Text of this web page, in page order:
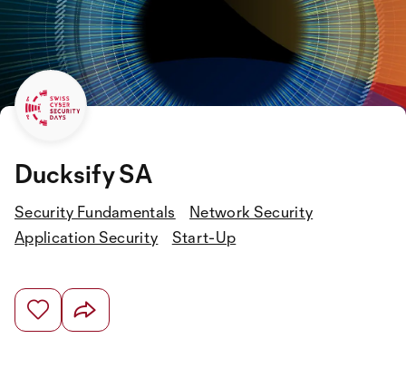
Ducksify SA
Security Fundamentals
Network Security
Application Security
Start-Up